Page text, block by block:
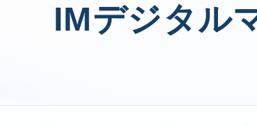
IMデジタル